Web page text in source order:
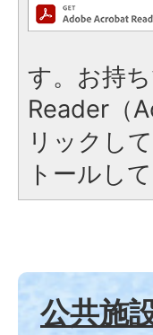
す。お持
Reader（
リックし
トールし
公共施